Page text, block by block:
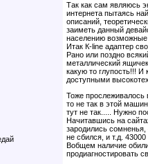
Так как сам являюсь
интернета пытаясь
описаний,
заиметь данный
населению возможные
Итак К-line адаптер
Рано или поздно
металлический
какую то глупость!!!
доступными
Тоже прослеживалось
то не так в этой
тут не так..... Нужно
Начитавшись на
зародились
не сбился, и т.д.
Вобщем наличие
продиагностировать